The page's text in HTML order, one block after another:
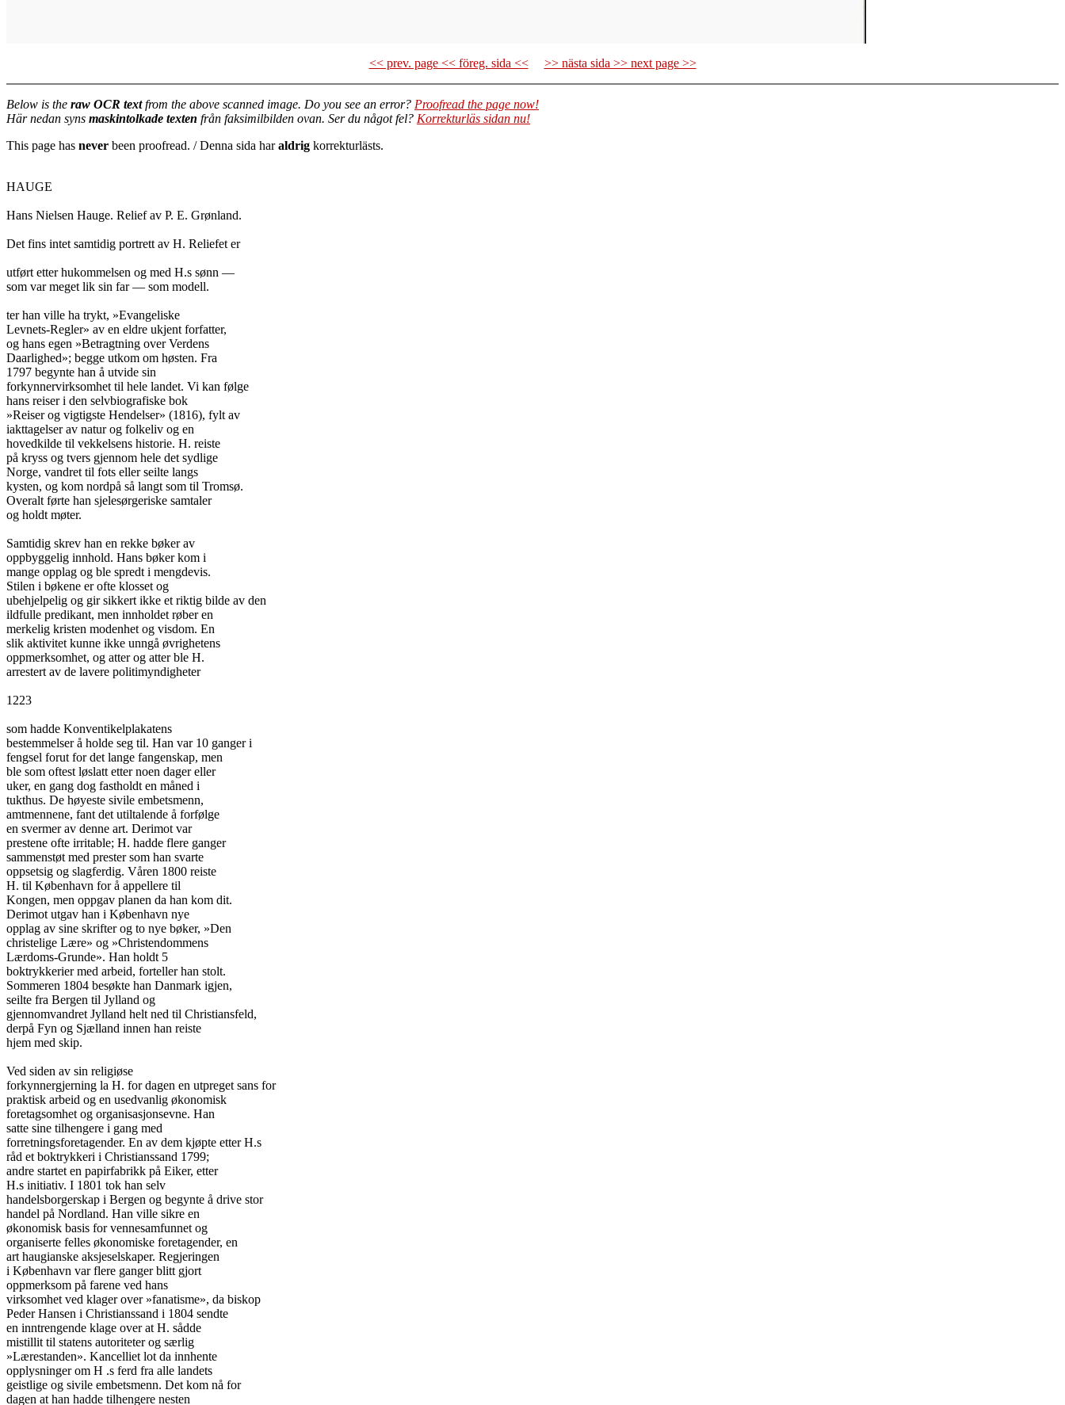
<< prev. page << föreg. sida << >> nästa sida >> next page >>
Below is the raw OCR textfrom the above scanned image. Do you see an error? Proofread the page now!
Här nedan syns maskintolkade texten från faksimilbilden ovan. Ser du något fel? Korrekturläs sidan nu!
This page has never been proofread. / Denna sida haraldrig korrekturlästs.
HAUGE
Hans Nielsen Hauge. Relief av P. E. Grønland.
Det fins intet samtidig portrett av H. Reliefet er
utført etter hukommelsen og med H.s sønn —
som var meget lik sin far — som modell.
ter han ville ha trykt, »Evangeliske
Levnets-Regler» av en eldre ukjent forfatter,
og hans egen »Betragtning over Verdens
Daarlighed»; begge utkom om høsten. Fra
1797 begynte han å utvide sin
forkynnervirksomhet til hele landet. Vi kan følge
hans reiser i den selvbiografiske bok
»Reiser og vigtigste Hendelser» (1816), fylt av
iakttagelser av natur og folkeliv og en
hovedkilde til vekkelsens historie. H. reiste
på kryss og tvers gjennom hele det sydlige
Norge, vandret til fots eller seilte langs
kysten, og kom nordpå så langt som til Tromsø.
Overalt førte han sjelesørgeriske samtaler
og holdt møter.
Samtidig skrev han en rekke bøker av
oppbyggelig innhold. Hans bøker kom i
mange opplag og ble spredt i mengdevis.
Stilen i bøkene er ofte klosset og
ubehjelpelig og gir sikkert ikke et riktig bilde av den
ildfulle predikant, men innholdet røber en
merkelig kristen modenhet og visdom. En
slik aktivitet kunne ikke unngå øvrighetens
oppmerksomhet, og atter og atter ble H.
arrestert av de lavere politimyndigheter
1223
som hadde Konventikelplakatens
bestemmelser å holde seg til. Han var 10 ganger i
fengsel forut for det lange fangenskap, men
ble som oftest løslatt etter noen dager eller
uker, en gang dog fastholdt en måned i
tukthus. De høyeste sivile embetsmenn,
amtmennene, fant det utiltalende å forfølge
en svermer av denne art. Derimot var
prestene ofte irritable; H. hadde flere ganger
sammenstøt med prester som han svarte
oppsetsig og slagferdig. Våren 1800 reiste
H. til København for å appellere til
Kongen, men oppgav planen da han kom dit.
Derimot utgav han i København nye
opplag av sine skrifter og to nye bøker, »Den
christelige Lære» og »Christendommens
Lærdoms-Grunde». Han holdt 5
boktrykkerier med arbeid, forteller han stolt.
Sommeren 1804 besøkte han Danmark igjen,
seilte fra Bergen til Jylland og
gjennomvandret Jylland helt ned til Christiansfeld,
derpå Fyn og Sjælland innen han reiste
hjem med skip.
Ved siden av sin religiøse
forkynnergjerning la H. for dagen en utpreget sans for
praktisk arbeid og en usedvanlig økonomisk
foretagsomhet og organisasjonsevne. Han
satte sine tilhengere i gang med
forretningsforetagender. En av dem kjøpte etter H.s
råd et boktrykkeri i Christianssand 1799;
andre startet en papirfabrikk på Eiker, etter
H.s initiativ. I 1801 tok han selv
handelsborgerskap i Bergen og begynte å drive stor
handel på Nordland. Han ville sikre en
økonomisk basis for vennesamfunnet og
organiserte felles økonomiske foretagender, en
art haugianske aksjeselskaper. Regjeringen
i København var flere ganger blitt gjort
oppmerksom på farene ved hans
virksomhet ved klager over »fanatisme», da biskop
Peder Hansen i Christianssand i 1804 sendte
en inntrengende klage over at H. sådde
mistillit til statens autoriteter og særlig
»Lærestanden». Kancelliet lot da innhente
opplysninger om H .s ferd fra alle landets
geistlige og sivile embetsmenn. Det kom nå for
dagen at han hadde tilhengere nesten